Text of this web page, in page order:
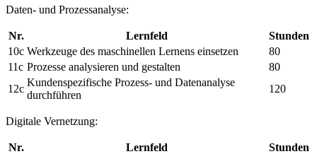
Daten- und Prozessanalyse:
Nr. Lernfeld
Stunden
10c Werkzeuge des maschinellen Lernens einsetzen
80
11c Prozesse analysieren und gestalten
80
12c
Kundenspezifische Prozess- und Datenanalyse
durchführen
120
Digitale Vernetzung:
Nr. Lernfeld
Stunden